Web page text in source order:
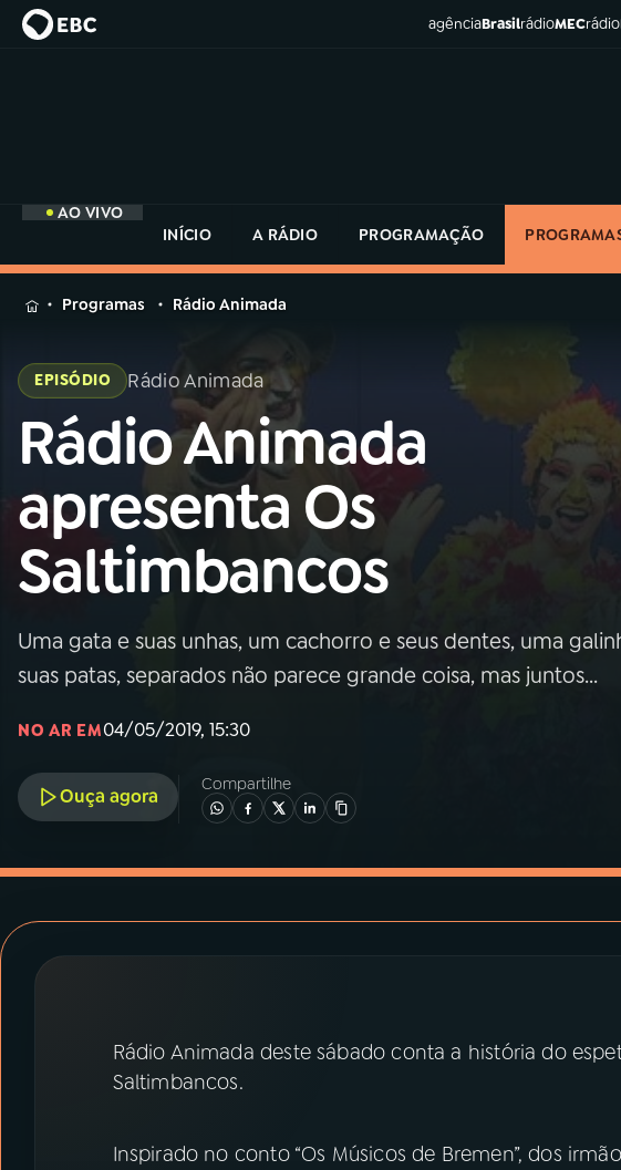
agênciaBrasilrádioMECrádio
AO VIVO
INÍCIO
A RÁDIO PROGRAMAÇÃO
MENU
Buscar
na
Rádio
MEC
AO VIVO
01 INÍCIO
A RÁDIO
04PROGRAMAS
06VIDEOCASTS
PRÊMIO RÁDIO MEC
ACOMPANHE A RÁDIO MEC
na
Rádio
Programas Rádio Animada
EPISÓDIO Rádio Animada
Rádio Animada
apresenta Os
Saltimbancos
Uma gata e suas unhas, um cachorro e seus dentes, uma
suas patas, separados não parece grande coisa, mas juntos...
NO AR EM04/05/2019, 15:30
Ouça agora
Compartilhe
Rádio Animada deste sábado conta a história do
Saltimbancos.
Inspirado no conto “Os Músicos de Bremen”, dos